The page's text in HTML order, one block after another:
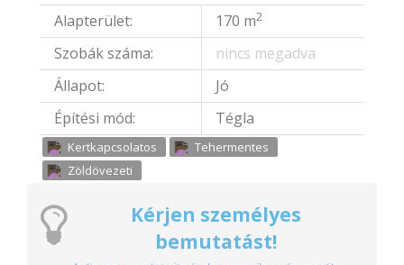
Alapterület: 170 m2
Szobák száma:
nincs megadva
Állapot:
Jó
Építési mód:
Tégla
Kertkapcsolatos
Tehermentes
Zöldövezeti
Kérjen személyes
bemutatást!